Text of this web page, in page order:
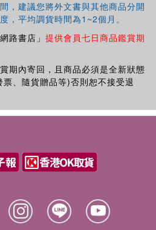
，建議您將外文書與其他商品分開
，平均調貨時間為1~2個月。
路書店」 提供會員七日商品鑑賞期
期內寄回，且商品必須是全新狀態
、隨貨贈品等)否則恕不接受退